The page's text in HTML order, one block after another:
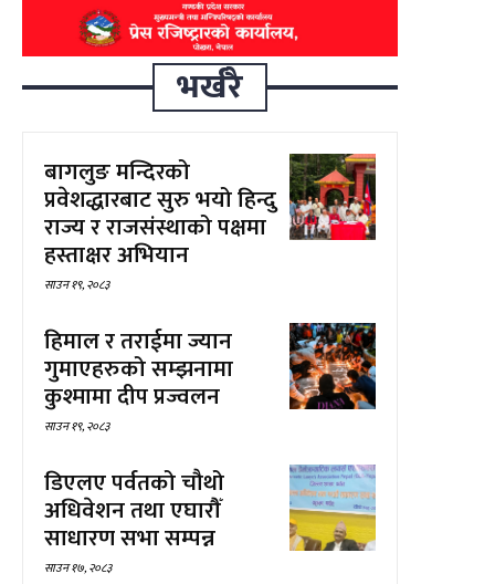
भर्खरै
बागलुङ मन्दिरको
प्रवेशद्धारबाट सुरु भयो हिन्दु
राज्य र राजसंस्थाको पक्षमा
हस्ताक्षर अभियान
साउन १९, २०८३
हिमाल र तराईमा ज्यान
गुमाएहरुको सम्झनामा
कुश्मामा दीप प्रज्वलन
साउन १९, २०८३
डिएलए पर्वतको चौथो
अधिवेशन तथा एघारौँ
साधारण सभा सम्पन्न
साउन १७, २०८३